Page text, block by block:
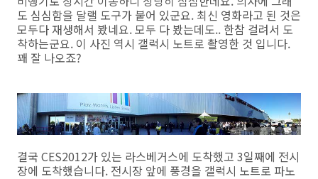
도 심심함을 달랠 도구가 붙어 있군요. 최신 영화라고 된 것은
모두다 재생해서 봤네요. 모두 다 봤는데도.. 한참 걸려서 도
착하는군요. 이 사진 역시 갤럭시 노트로 촬영한 것 입니다.
꽤 잘 나오죠?
결국 CES2012가 있는 라스베거스에 도착했고 3일째에 전시
장에 도착했습니다. 전시장 앞에 풍경을 갤럭시 노트로 파노